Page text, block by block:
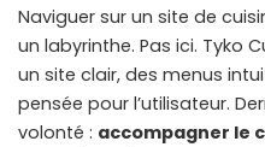
Naviguer sur un site de
un labyrinthe. Pas ici. Tyko
un site clair, des menus
pensée pour l’utilisateur.
volonté : accompagner le